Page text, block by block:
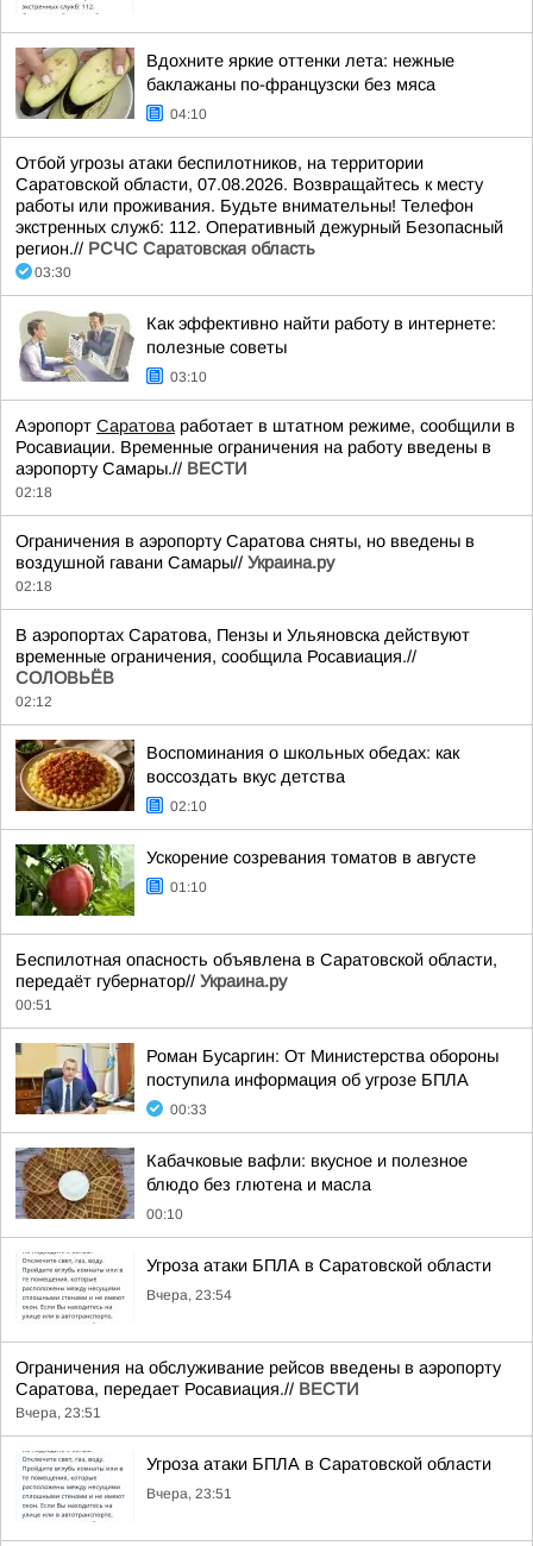
Вдохните яркие оттенки лета: нежные
баклажаны по-французски без мяса
04:10
Отбой угрозы атаки беспилотников, на территории
Саратовской области, 07.08.2026. Возвращайтесь к месту
работы или проживания. Будьте внимательны! Телефон
экстренных служб: 112. Оперативный дежурный Безопасный
регион.// РСЧС Саратовская область
03:30
Как эффективно найти работу в интернете:
полезные советы
03:10
Аэропорт Саратова работает в штатном режиме, сообщили в
Росавиации. Временные ограничения на работу введены в
аэропорту Самары.// ВЕСТИ
02:18
Ограничения в аэропорту Саратова сняты, но введены в
воздушной гавани Самары// Украина.ру
02:18
В аэропортах Саратова, Пензы и Ульяновска действуют
временные ограничения, сообщила Росавиация.//
СОЛОВЬЁВ
02:12
Воспоминания о школьных обедах: как
воссоздать вкус детства
02:10
Ускорение созревания томатов в августе
01:10
Беспилотная опасность объявлена в Саратовской области,
передаёт губернатор// Украина.ру
00:51
Роман Бусаргин: От Министерства обороны
поступила информация об угрозе БПЛА
00:33
Кабачковые вафли: вкусное и полезное
блюдо без глютена и масла
00:10
Угроза атаки БПЛА в Саратовской области
Вчера, 23:54
Ограничения на обслуживание рейсов введены в аэропорту
Саратова, передает Росавиация.// ВЕСТИ
Вчера, 23:51
Угроза атаки БПЛА в Саратовской области
Вчера, 23:51